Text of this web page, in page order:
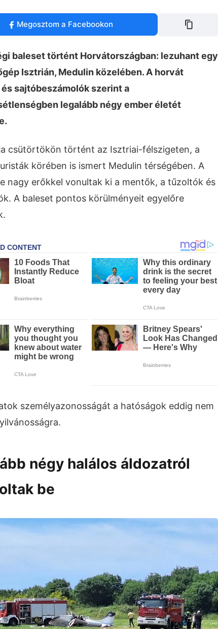
Megosztom a Facebookon
baleset történt Horvátországban: lezuhant egy
Isztrián, Medulin közelében. A horvát
sajtóbeszámolók szerint a
legalább négy ember életét
csütörtökön történt az Isztriai-félszigeten, a
körében is ismert Medulin térségében. A
nagy erőkkel vonultak ki a mentők, a tűzoltók és
A baleset pontos körülményeit egyelőre
személyazonosságát a hatóságok eddig nem
négy halálos áldozatról
be